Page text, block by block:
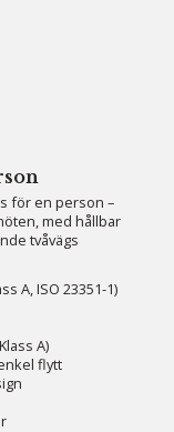
för en person –
med hållbar
tvåvägs
A, ISO 23351-1)
A)
flytt